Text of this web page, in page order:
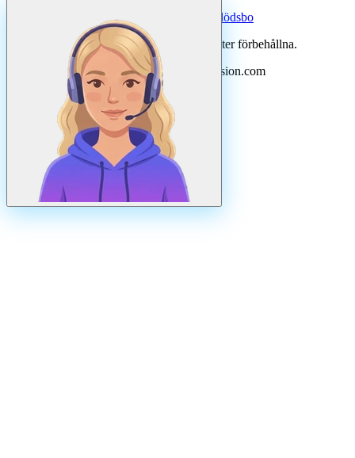
Dödsboofferter — hjälp med dödsbo
Svenska Hantverkare. Alla rättigheter förbehållna.
Uppdateradaugusti 2026· Drivs av N3ovision.com